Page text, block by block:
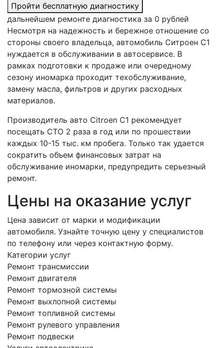
Пройти бесплатную диагностику
дальнейшем ремонте диагностика за 0 рублей
Несмотря на надежность и бережное отношение со
стороны своего владельца, автомобиль Ситроен С1
нуждается в обслуживании в автосервисе. В
рамках подготовки к продаже или очередному
сезону иномарка проходит техобслуживание,
замену масла, фильтров и других расходных
материалов.
Производитель авто Citroen C1 рекомендует
посещать СТО 2 раза в год или по прошествии
каждых 10-15 тыс. км пробега. Только так удается
сократить объем финансовых затрат на
обслуживание иномарки, предупредить серьезный
ремонт.
Цены на оказание услуг
Цена зависит от марки и модификации
автомобиля. Узнайте точную цену у специалистов
по телефону или через контактную форму.
Категории услуг
Ремонт трансмиссии
Ремонт двигателя
Ремонт тормозной системы
Ремонт выхлопной системы
Ремонт топливной системы
Ремонт рулевого управления
Ремонт подвески